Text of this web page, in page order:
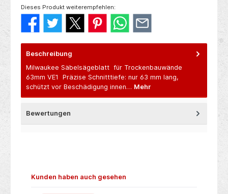
Dieses Produkt weiterempfehlen:
Beschreibung
Milwaukee Säbelsägeblatt für Trockenbauwände
63mm VE1 Präzise Schnitttiefe: nur 63 mm lang,
schützt vor Beschädigung innen… Mehr
Bewertungen
Produktgalerie überspringen
Kunden haben auch gesehen